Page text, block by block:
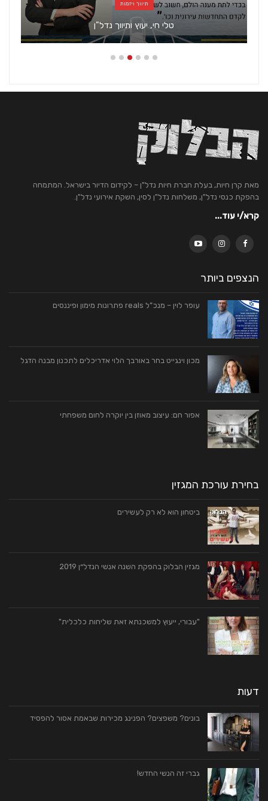
תיווך ויזמות
טלי חי, יעוץ ותיווך נדל"ן
מאת קרן חיות, בעלת חברת חיות נדל"ן – לקידום הדיור בישראל. המתמחה
בהפקת כנסי נדל"ן, משלחות נדל"ן לסין, השקת אירועי נדל"ן.
קרא/י עוד...
הנצפים ביותר
עופר לוין – מנכ”ל reals פתרונות מימון ופיננסים
מכון וינגייט בחר באורבך הלוי אדריכלים לתכנון מבנה הדגל
אפור חם: עיצוב מאוזן בין יוקרה לחום משפחתי
בחירת עורכת המגזין
ביטחון הוא לא רק לעשירים
מגזין הבלוק בהפקת השנה אנשי הנדל״ן 2019
"עבורי, ייעוץ למשכנתא זאת שליחות כלכלית"
דעות
בונים? משפצים? הפנינג מכירות שבאמת אסור להפסיד
גברי זה הנשי החדש!